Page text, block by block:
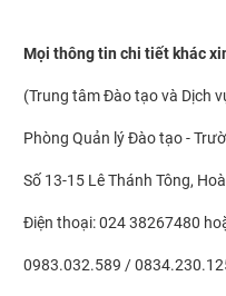
Mọi thông tin chi tiết khác
(Trung tâm Đào tạo và Dịch
Phòng Quản lý Đào tạo -
Số 13-15 Lê Thánh Tông,
Điện thoại: 024 38267480
0983.032.589 /